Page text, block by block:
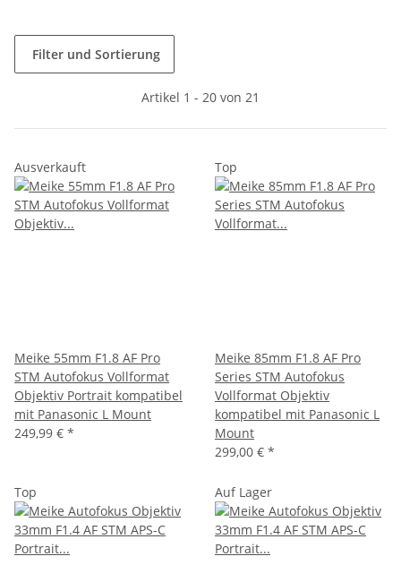
Filter und Sortierung
Artikel 1 - 20 von 21
Ausverkauft
Meike 55mm F1.8 AF Pro
STM Autofokus Vollformat
Objektiv Portrait kompatibel
mit Panasonic L Mount
249,99 € *
Top
Meike 85mm F1.8 AF Pro
Series STM Autofokus
Vollformat Objektiv
kompatibel mit Panasonic L
Mount
299,00 € *
Top Auf Lager